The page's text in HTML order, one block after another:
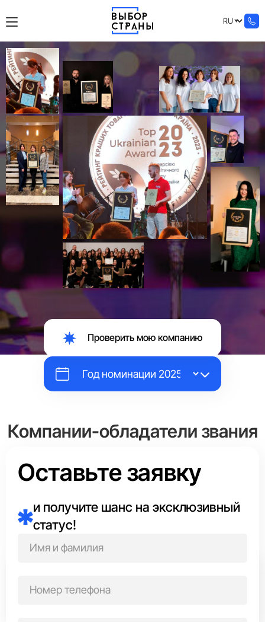
Проверить мою компанию
Компании-обладатели звания
Каждый год эксперты Аналитического центра в каждой
единственного лидера.
Все победители ИТ-сфера
Оставьте заявку
и получите шанс на эксклюзивный
статус!